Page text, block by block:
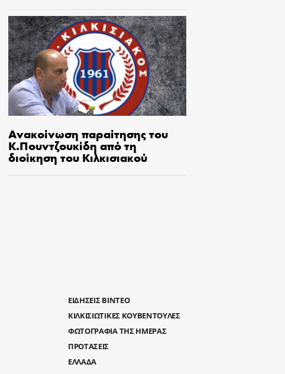
Ανακοίνωση παραίτησης του
Κ.Πουντζουκίδη από τη
διοίκηση του Κιλκισιακού
ΕΙΔΗΣΕΙΣ ΒΙΝΤΕΟ
ΚΙΛΚΙΣΙΩΤΙΚΕΣ ΚΟΥΒΕΝΤΟΥΛΕΣ
ΦΩΤΟΓΡΑΦΙΑ ΤΗΣ ΗΜΕΡΑΣ
ΠΡΟΤΑΣΕΙΣ
ΕΛΛΑΔΑ